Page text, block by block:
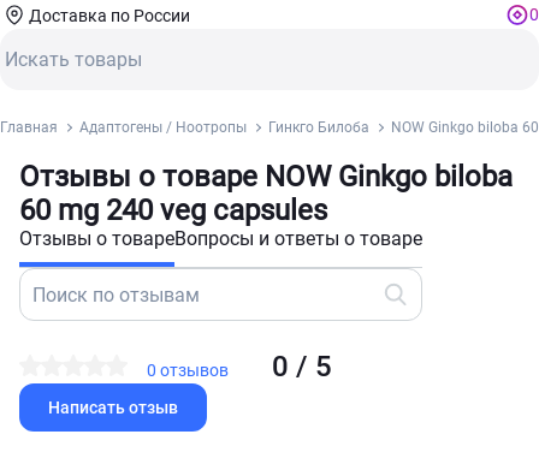
Доставка по России 0
Главная Адаптогены / Ноотропы Гинкго Билоба NOW Ginkgo biloba
Отзывы о товаре NOW Ginkgo biloba
60 mg 240 veg capsules
Отзывы о товареВопросы и ответы о товаре
0 / 5
0 отзывов
Написать отзыв